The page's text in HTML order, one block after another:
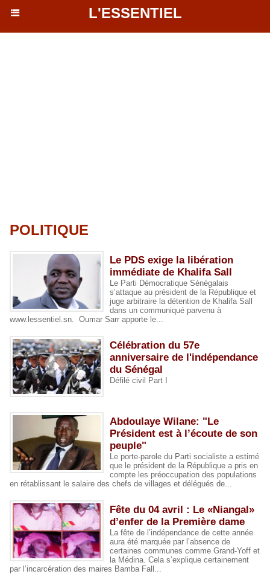
L'ESSENTIEL
POLITIQUE
Le PDS exige la libération
immédiate de Khalifa Sall
Le Parti Démocratique Sénégalais
s’attaque au président de la République et
juge arbitraire la détention de Khalifa Sall
dans un communiqué parvenu à
www.lessentiel.sn. Oumar Sarr apporte le...
Célébration du 57e
anniversaire de l'indépendance
du Sénégal
Défilé civil Part I
Abdoulaye Wilane: "Le
Président est à l’écoute de son
peuple"
Le porte-parole du Parti socialiste a estimé
que le président de la République a pris en
compte les préoccupation des populations
en rétablissant le salaire des chefs de villages et délégués de...
Fête du 04 avril : Le «Niangal»
d’enfer de la Première dame
La fête de l’indépendance de cette année
aura été marquée par l’absence de
certaines communes comme Grand-Yoff et
la Médina. Cela s’explique certainement
par l’incarcération des maires Bamba Fall...